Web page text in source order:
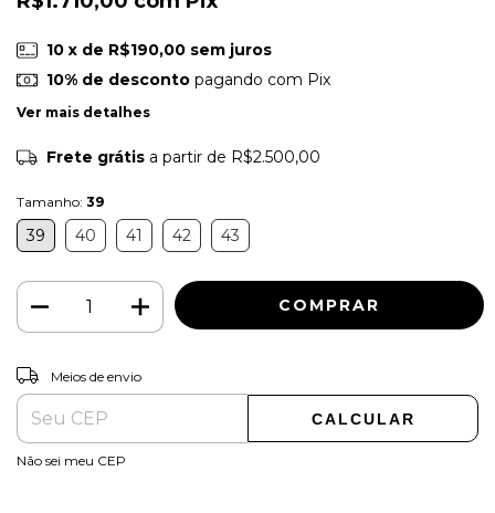
10 x de R$190,00 sem juros
10% de descontopagando com Pix
Ver mais detalhes
Frete grátis a partir de R$2.500,00
Tamanho: 39
39 40 41 42 43
Entregas para o CEP:
Meios de envio
CALCULAR
Não sei meu CEP